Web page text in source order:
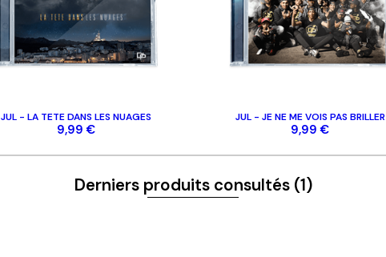
JUL - LA TETE DANS LES NUAGES
9,99 €
JUL - JE NE ME VOIS PAS BRILLER
9,99 €
Derniers produits consultés (1)
Femme
Casquettes